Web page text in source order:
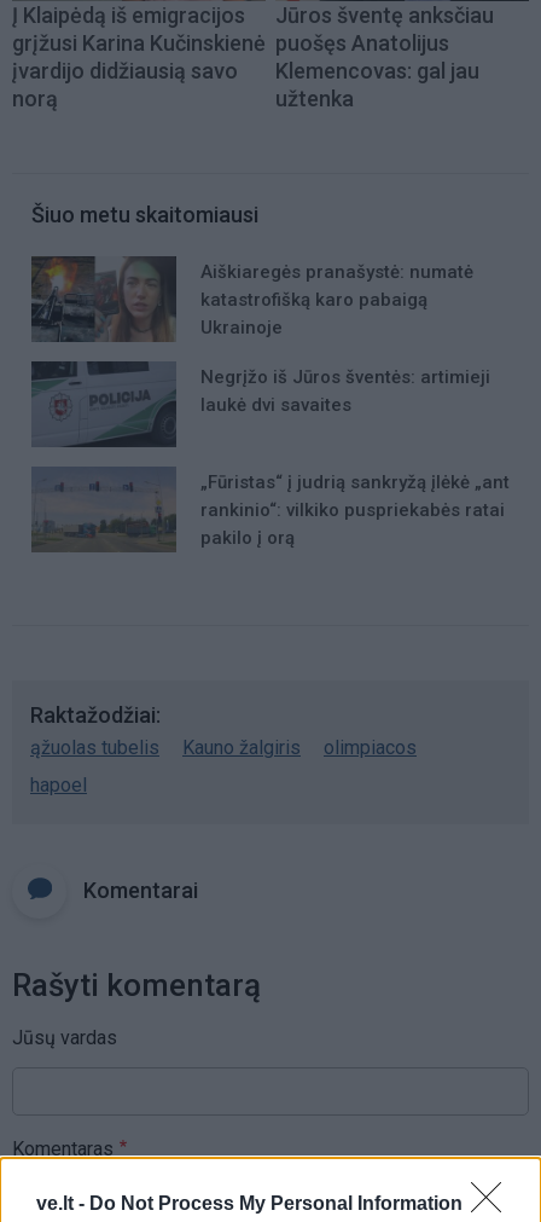
ve.lt - Do Not Process My Personal Information
Į Klaipėdą iš emigracijos
grįžusi Karina Kučinskienė
įvardijo didžiausią savo
norą
Jūros šventę anksčiau
puošęs Anatolijus
Klemencovas: gal jau
užtenka
Šiuo metu skaitomiausi
Aiškiaregės pranašystė: numatė
katastrofišką karo pabaigą
Ukrainoje
Negrįžo iš Jūros šventės: artimieji
laukė dvi savaites
„Fūristas“ į judrią sankryžą įlėkė „ant
rankinio“: vilkiko puspriekabės ratai
pakilo į orą
Raktažodžiai
ąžuolas tubelis Kauno žalgiris
olimpiacos
hapoel
Komentarai
Rašyti komentarą
Jūsų vardas
Komentaras